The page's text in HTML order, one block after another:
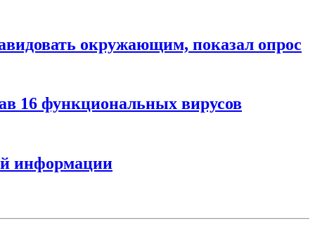
окружающим, показал опрос
16 функциональных вирусов
информации